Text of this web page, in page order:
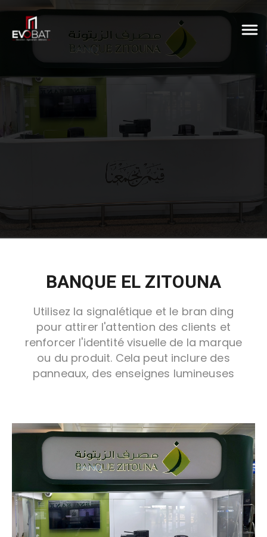
BANQUE EL ZITOUNA
Utilisez la signalétique et le bran ding
pour attirer l'attention des clients et
renforcer l'identité visuelle de la marque
ou du produit. Cela peut inclure des
panneaux, des enseignes lumineuses